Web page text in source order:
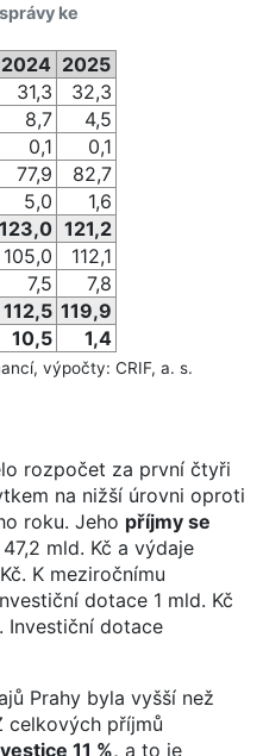
ke
2024 2025
31,3
32,3
8,7
4,5
0,1
0,1
77,9
82,7
5,0
1,6
123,0 121,2
105,0
112,1
7,5
7,8
112,5 119,9
10,5 1,4
výpočty: CRIF, a. s.
rozpočet za první čtyři
na nižší úrovni oproti
roku. Jeho příjmy se
47,2 mld. Kč a výdaje
K meziročnímu
dotace 1 mld. Kč
Investiční dotace
Prahy byla vyšší než
celkových příjmů
11 %, a to je